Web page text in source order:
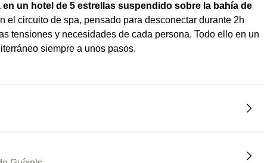
un hotel de 5 estrellas suspendido sobre la bahía de
el circuito de spa, pensado para desconectar durante 2h
tensiones y necesidades de cada persona. Todo ello en un
siempre a unos pasos.